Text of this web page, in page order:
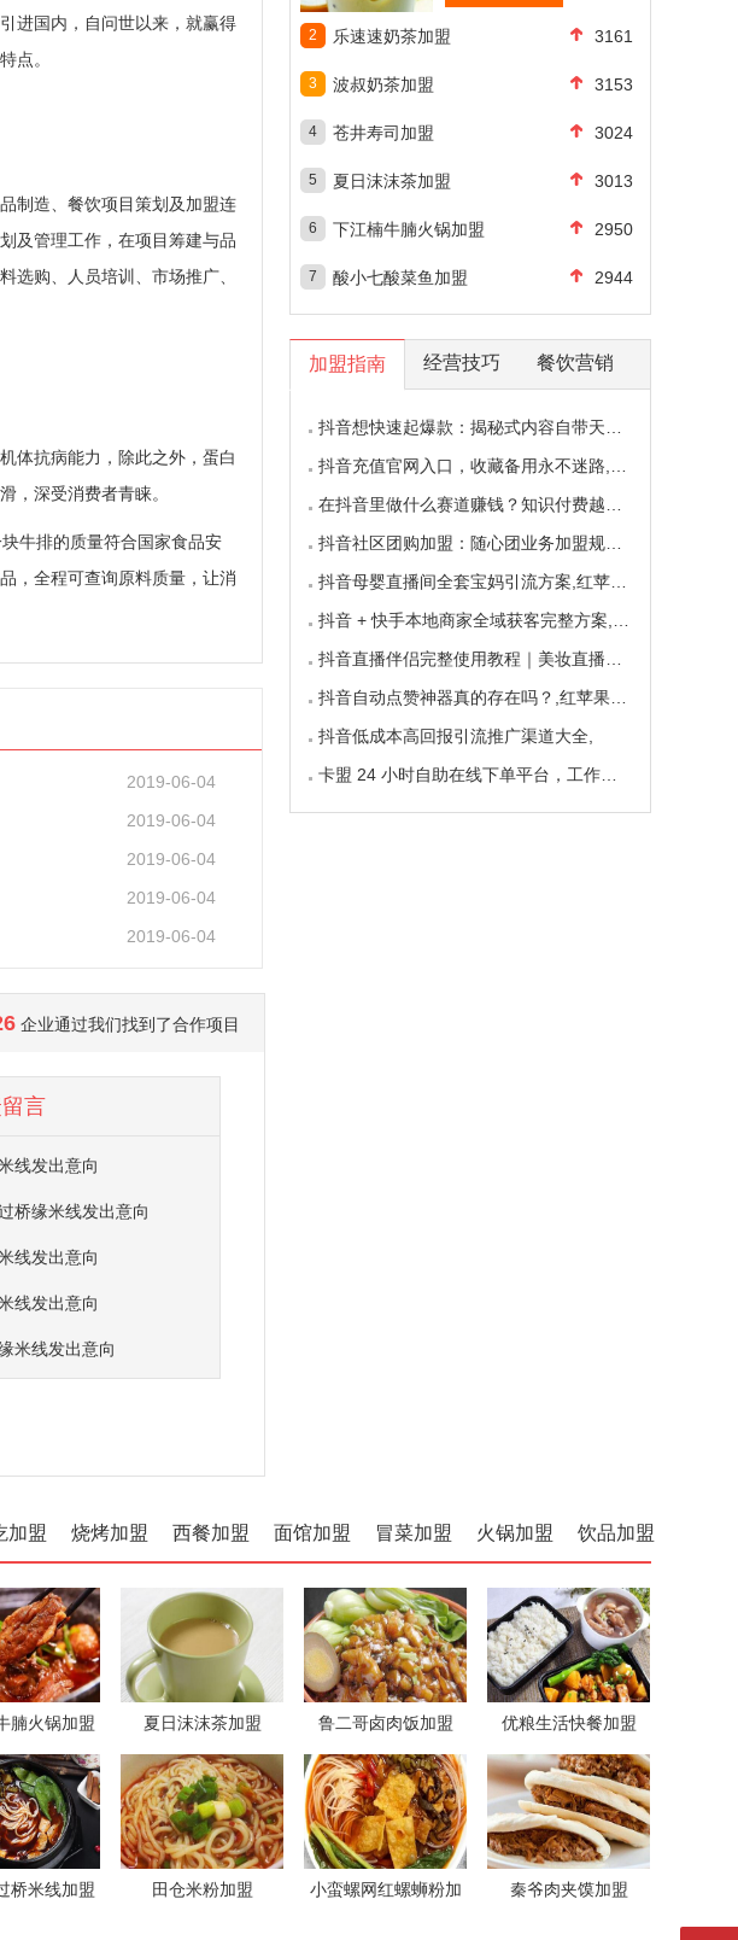
进国内，自问世以来，就赢得
点。
制造、餐饮项目策划及加盟连
及管理工作，在项目筹建与品
选购、人员培训、市场推广、
体抗病能力，除此之外，蛋白
，深受消费者青睐。
牛排的质量符合国家食品安
，全程可查询原料质量，让消
2019-06-04
2019-06-04
2019-06-04
2019-06-04
2019-06-04
企业通过我们找到了合作项目
言
线发出意向
桥缘米线发出意向
线发出意向
线发出意向
米线发出意向
2 乐速速奶茶加盟 3161
3 波叔奶茶加盟 3153
4 苍井寿司加盟 3024
5 夏日沫沫茶加盟 3013
6 下江楠牛腩火锅加盟 2950
7 酸小七酸菜鱼加盟 2944
加盟指南 经营技巧 餐饮营销
抖音想快速起爆款：揭秘式内容自带天然流量密码,红苹果番茄哔哩哔哩微信号投票微博小红书视频号快手抖音刷粉丝点赞
抖音充值官网入口，收藏备用永不迷路,红苹果番茄哔哩哔哩微信号投票微博小红书视频号快手抖音刷粉丝点赞
在抖音里做什么赛道赚钱？知识付费越做越值钱,红苹果番茄哔哩哔哩微信号投票微博小红书视频号快手抖音刷粉丝点赞
抖音社区团购加盟：随心团业务加盟规则,红苹果番茄哔哩哔哩微信号投票微博小红书视频号快手抖音刷粉丝点赞
抖音母婴直播间全套宝妈引流方案,红苹果番茄哔哩哔哩微信号投票微博小红书视频号快手抖音刷粉丝点赞
抖音 + 快手本地商家全域获客完整方案,红苹果番茄哔哩哔哩微信号投票微博小红书视频号快手抖音刷粉丝点赞
抖音直播伴侣完整使用教程｜美妆直播特写镜头全套设置,红苹果番茄哔哩哔哩微信号投票微博小红书视频号快手抖音刷粉丝点赞
抖音自动点赞神器真的存在吗？,红苹果番茄哔哩哔哩微信号投票微博小红书视频号快手抖音刷粉丝点赞
抖音低成本高回报引流推广渠道大全,
卡盟 24 小时自助在线下单平台，工作室接单专用渠道,红苹果番茄哔哩哔哩微信号投票微博小红书视频号快手抖音刷粉丝点赞
饮品加盟
火锅加盟
冒菜加盟
面馆加盟
西餐加盟
烧烤加盟
加盟
腩火锅加盟 夏日沫沫茶加盟 鲁二哥卤肉饭加盟 优粮生活快餐加盟
桥米线加盟 田仓米粉加盟
小蛮螺网红螺蛳粉加
秦爷肉夹馍加盟